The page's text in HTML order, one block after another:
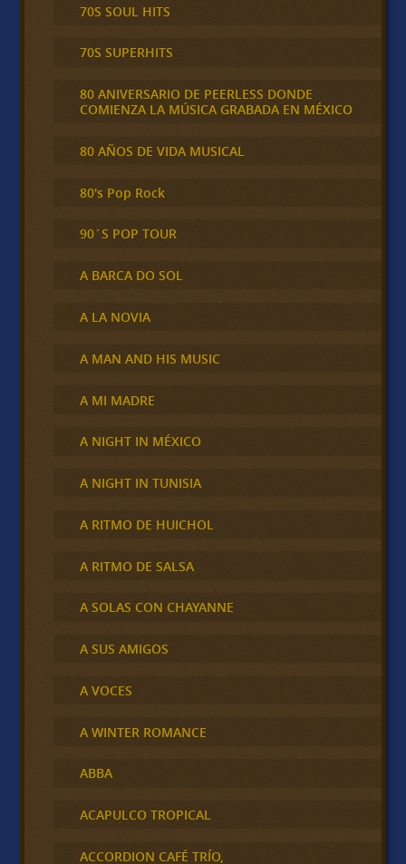
70S SOUL HITS
70S SUPERHITS
80 ANIVERSARIO DE PEERLESS DONDE
COMIENZA LA MÚSICA GRABADA EN MÉXICO
80 AÑOS DE VIDA MUSICAL
80's Pop Rock
90´S POP TOUR
A BARCA DO SOL
A LA NOVIA
A MAN AND HIS MUSIC
A MI MADRE
A NIGHT IN MÉXICO
A NIGHT IN TUNISIA
A RITMO DE HUICHOL
A RITMO DE SALSA
A SOLAS CON CHAYANNE
A SUS AMIGOS
A VOCES
A WINTER ROMANCE
ABBA
ACAPULCO TROPICAL
ACCORDION CAFÉ TRÍO,